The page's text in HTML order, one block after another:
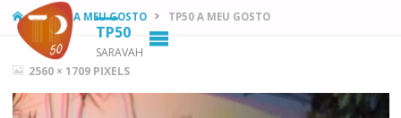
TP50
SARAVAH
HOMETP50 A MEU GOSTO TP50 A MEU GOSTO
FULL2560 × 1709 PIXELS